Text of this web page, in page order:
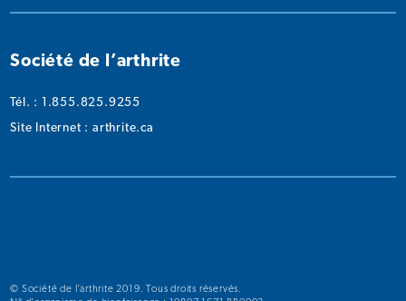
Instagram
Facebook
TwitterYouTube
Société de l’arthrite
Tél. : 1.855.825.9255
Site Internet :arthrite.ca
© Société de l’arthrite 2019. Tous droits réservés.